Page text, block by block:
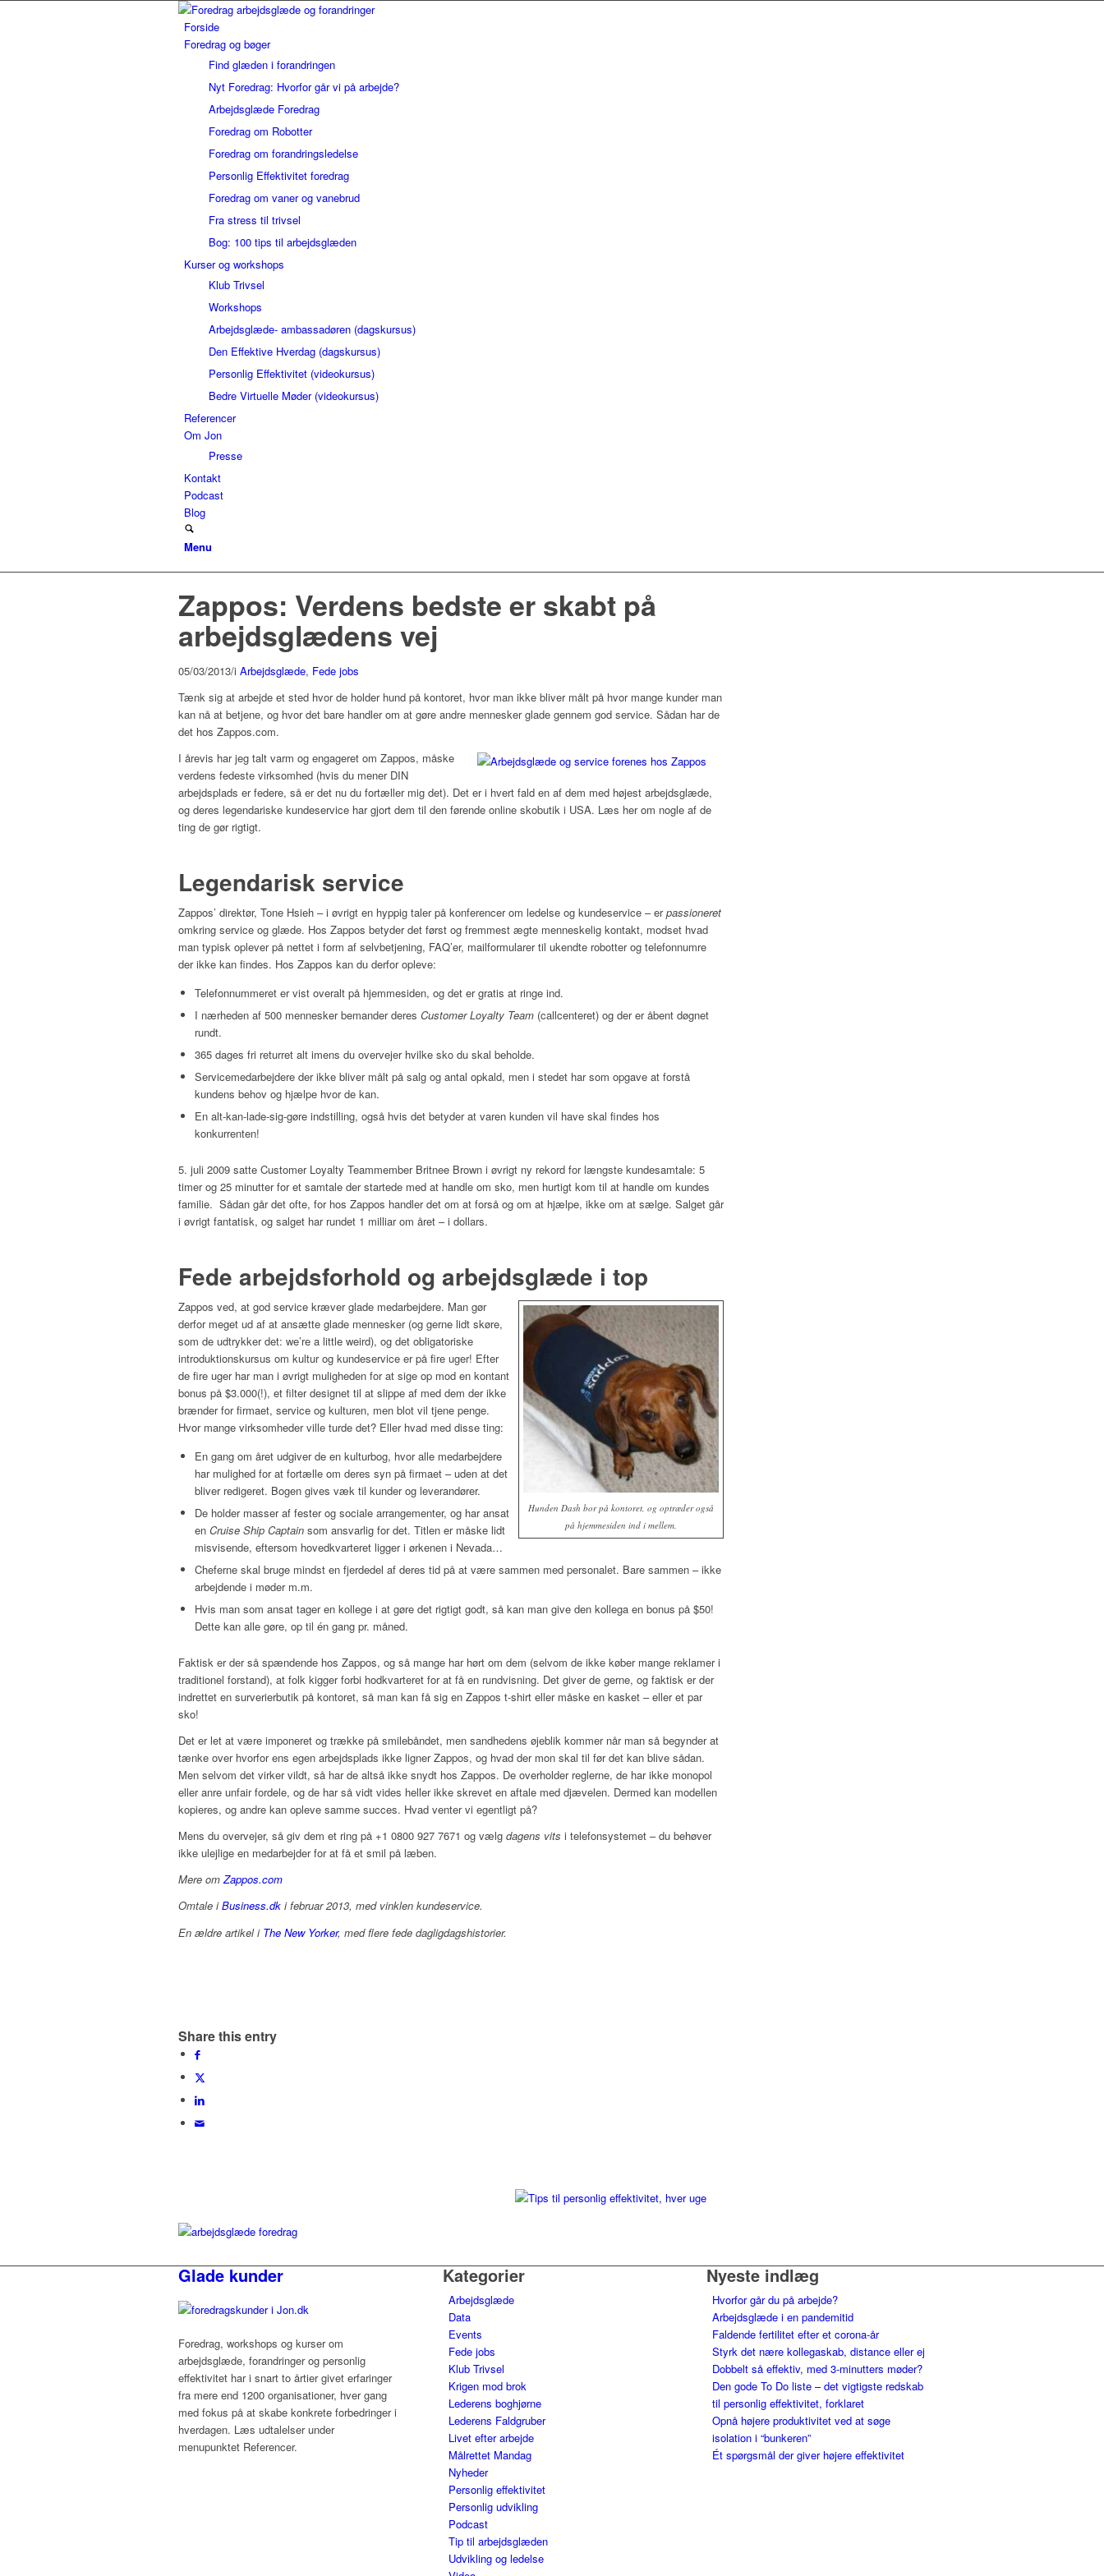
Forside
Foredrag og bøger
Find glæden i forandringen
Nyt Foredrag: Hvorfor går vi på arbejde?
Arbejdsglæde Foredrag
Foredrag om Robotter
Foredrag om forandringsledelse
Personlig Effektivitet foredrag
Foredrag om vaner og vanebrud
Fra stress til trivsel
Bog: 100 tips til arbejdsglæden
Kurser og workshops
Klub Trivsel
Workshops
Arbejdsglæde- ambassadøren (dagskursus)
Den Effektive Hverdag (dagskursus)
Personlig Effektivitet (videokursus)
Bedre Virtuelle Møder (videokursus)
Referencer
Om Jon
Presse
Kontakt
Podcast
Blog
Menu
Zappos: Verdens bedste er skabt på
arbejdsglædens vej
05/03/2013/i Arbejdsglæde, Fede jobs
Tænk sig at arbejde et sted hvor de holder hund på kontoret, hvor man ikke bliver målt på hvor mange kunder man
kan nå at betjene, og hvor det bare handler om at gøre andre mennesker glade gennem god service. Sådan har de
det hos Zappos.com.
I årevis har jeg talt varm og engageret om Zappos, måske
verdens fedeste virksomhed (hvis du mener DIN
arbejdsplads er federe, så er det nu du fortæller mig det). Det er i hvert fald en af dem med højest arbejdsglæde,
og deres legendariske kundeservice har gjort dem til den førende online skobutik i USA. Læs her om nogle af de
ting de gør rigtigt.
Legendarisk service
Zappos’ direktør, Tone Hsieh – i øvrigt en hyppig taler på konferencer om ledelse og kundeservice – erpassioneret
omkring service og glæde. Hos Zappos betyder det først og fremmest ægte menneskelig kontakt, modset hvad
man typisk oplever på nettet i form af selvbetjening, FAQ’er, mailformularer til ukendte robotter og telefonnumre
der ikke kan findes. Hos Zappos kan du derfor opleve:
Telefonnummeret er vist overalt på hjemmesiden, og det er gratis at ringe ind.
I nærheden af 500 mennesker bemander deres Customer Loyalty Team (callcenteret) og der er åbent døgnet
rundt.
365 dages fri returret alt imens du overvejer hvilke sko du skal beholde.
Servicemedarbejdere der ikke bliver målt på salg og antal opkald, men i stedet har som opgave at forstå
kundens behov og hjælpe hvor de kan.
En alt-kan-lade-sig-gøre indstilling, også hvis det betyder at varen kunden vil have skal findes hos
konkurrenten!
5. juli 2009 satte Customer Loyalty Teammember Britnee Brown i øvrigt ny rekord for længste kundesamtale: 5
timer og 25 minutter for et samtale der startede med at handle om sko, men hurtigt kom til at handle om kundes
familie. Sådan går det ofte, for hos Zappos handler det om at forså og om at hjælpe, ikke om at sælge. Salget går
i øvrigt fantatisk, og salget har rundet 1 milliar om året – i dollars.
Fede arbejdsforhold og arbejdsglæde i top
Hunden Dash bor på kontoret, og optræder også
på hjemmesiden ind i mellem.
Zappos ved, at god service kræver glade medarbejdere. Man gør
derfor meget ud af at ansætte glade mennesker (og gerne lidt skøre,
som de udtrykker det: we’re a little weird), og det obligatoriske
introduktionskursus om kultur og kundeservice er på fire uger! Efter
de fire uger har man i øvrigt muligheden for at sige op mod en kontant
bonus på $3.000(!), et filter designet til at slippe af med dem der ikke
brænder for firmaet, service og kulturen, men blot vil tjene penge.
Hvor mange virksomheder ville turde det? Eller hvad med disse ting:
En gang om året udgiver de en kulturbog, hvor alle medarbejdere
har mulighed for at fortælle om deres syn på firmaet – uden at det
bliver redigeret. Bogen gives væk til kunder og leverandører.
De holder masser af fester og sociale arrangementer, og har ansat
en Cruise Ship Captain som ansvarlig for det. Titlen er måske lidt
misvisende, eftersom hovedkvarteret ligger i ørkenen i Nevada…
Cheferne skal bruge mindst en fjerdedel af deres tid på at være sammen med personalet. Bare sammen – ikke
arbejdende i møder m.m.
Hvis man som ansat tager en kollege i at gøre det rigtigt godt, så kan man give den kollega en bonus på $50!
Dette kan alle gøre, op til én gang pr. måned.
Faktisk er der så spændende hos Zappos, og så mange har hørt om dem (selvom de ikke køber mange reklamer i
traditionel forstand), at folk kigger forbi hodkvarteret for at få en rundvisning. Det giver de gerne, og faktisk er der
indrettet en surverierbutik på kontoret, så man kan få sig en Zappos t-shirt eller måske en kasket – eller et par
sko!
Det er let at være imponeret og trække på smilebåndet, men sandhedens øjeblik kommer når man så begynder at
tænke over hvorfor ens egen arbejdsplads ikke ligner Zappos, og hvad der mon skal til før det kan blive sådan.
Men selvom det virker vildt, så har de altså ikke snydt hos Zappos. De overholder reglerne, de har ikke monopol
eller anre unfair fordele, og de har så vidt vides heller ikke skrevet en aftale med djævelen. Dermed kan modellen
kopieres, og andre kan opleve samme succes. Hvad venter vi egentligt på?
Mens du overvejer, så giv dem et ring på +1 0800 927 7671 og vælg dagens vits i telefonsystemet – du behøver
ikke ulejlige en medarbejder for at få et smil på læben.
Mere omZappos.com
Omtale iBusiness.dk i februar 2013, med vinklen kundeservice.
En ældre artikel i The New Yorker, med flere fede dagligdagshistorier.
Share this entry
Glade kunder
Foredrag, workshops og kurser om
arbejdsglæde, forandringer og personlig
effektivitet har i snart to årtier givet erfaringer
fra mere end 1200 organisationer, hver gang
med fokus på at skabe konkrete forbedringer i
hverdagen. Læs udtalelser under
menupunktet Referencer.
Kategorier
Arbejdsglæde
Data
Events
Fede jobs
Klub Trivsel
Krigen mod brok
Lederens boghjørne
Lederens Faldgruber
Livet efter arbejde
Målrettet Mandag
Nyheder
Personlig effektivitet
Personlig udvikling
Podcast
Tip til arbejdsglæden
Udvikling og ledelse
Nyeste indlæg
Hvorfor går du på arbejde?
Arbejdsglæde i en pandemitid
Faldende fertilitet efter et corona-år
Styrk det nære kollegaskab, distance eller ej
Dobbelt så effektiv, med 3-minutters møder?
Den gode To Do liste – det vigtigste redskab
til personlig effektivitet, forklaret
Opnå højere produktivitet ved at søge
isolation i “bunkeren”
Ét spørgsmål der giver højere effektivitet